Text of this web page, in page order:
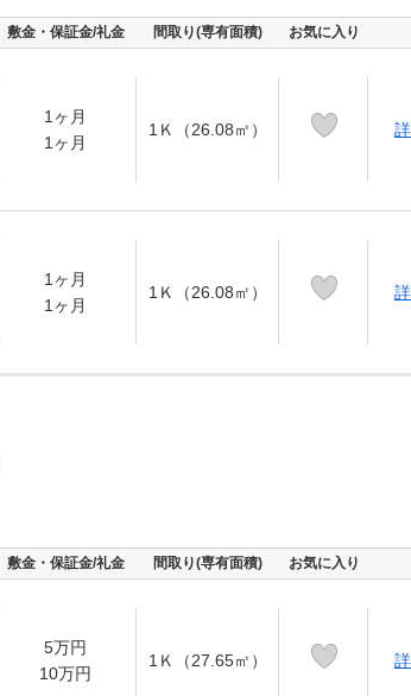
敷金・保証金/礼金 間取り(専有面積) お気に入り
1ヶ月
1ヶ月
1Ｋ（26.08㎡）
1ヶ月
1ヶ月
1Ｋ（26.08㎡）
敷金・保証金/礼金 間取り(専有面積) お気に入り
5万円
10万円
1Ｋ（27.65㎡）